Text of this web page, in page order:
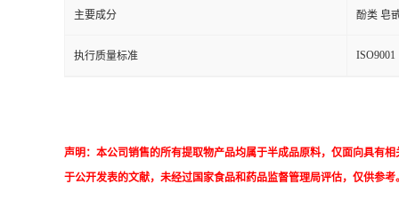
主要成分 酚类 皂
执行质量标准 ISO9001
声明：本公司销售的所有提取物产品均属于半成品原料，仅面向具有
于公开发表的文献，未经过国家食品和药品监督管理局评估，仅供参考